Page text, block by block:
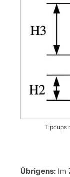
Tipcups
Übrigens: Im